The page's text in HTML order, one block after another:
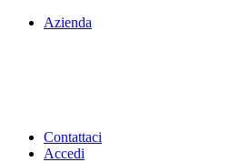
Azienda
Contattaci
Accedi